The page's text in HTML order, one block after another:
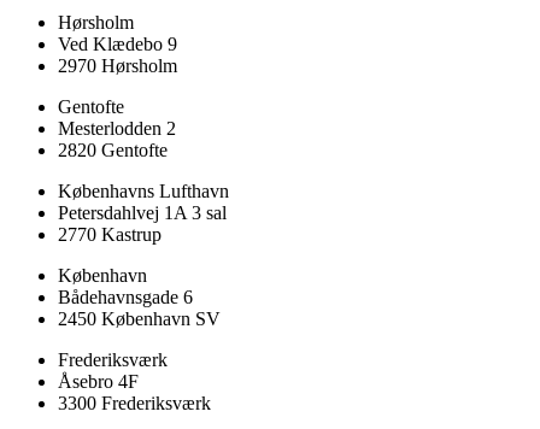
Hørsholm
Ved Klædebo 9
2970 Hørsholm
Gentofte
Mesterlodden 2
2820 Gentofte
Københavns Lufthavn
Petersdahlvej 1A 3 sal
2770 Kastrup
København
Bådehavnsgade 6
2450 København SV
Frederiksværk
Åsebro 4F
3300 Frederiksværk